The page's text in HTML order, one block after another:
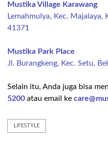
Mustika Village Karawang
Lemahmulya, Kec.
41371
Mustika Park Place
Jl. Burangkeng, Kec. Setu,
Selain itu, Anda juga bisa
5200 atau email ke
LIFESTYLE